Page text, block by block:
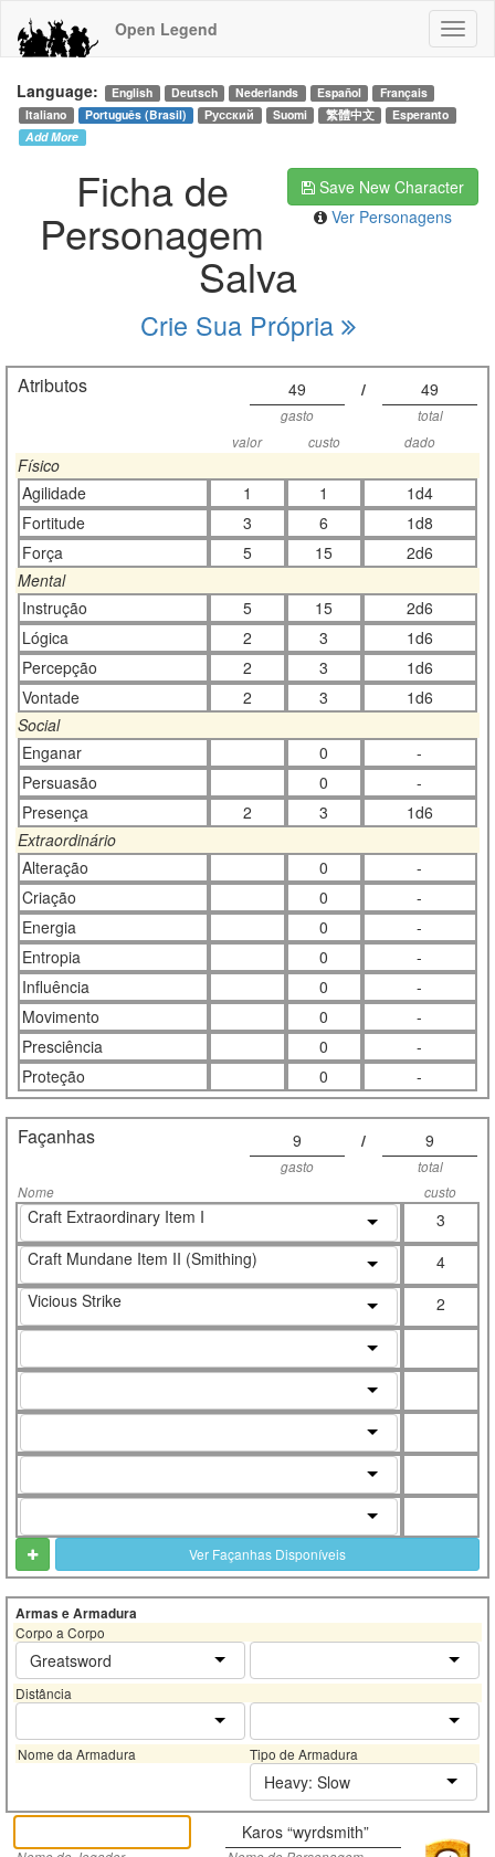
Open Legend
Language: English Deutsch Nederlands Español
Français
Italiano
Português (Brasil) Русский Suomi 繁體中文
Esperanto
Add More
Save New Character
Ver Personagens
Ficha de
Personagem
Salva
Crie Sua Própria
Atributos 49 / 49
gasto
total
valor
custo dado
Físico
Agilidade
1 1
1d4
Fortitude
3 6
1d8
Força
5 15
2d6
Mental
Instrução
5 15
2d6
Lógica
2 3
1d6
Percepção
2 3
1d6
Vontade
2 3
1d6
Social
Enganar
0
-
Persuasão
0
-
Presença
2 3
1d6
Extraordinário
Alteração
0
-
Criação
0
-
Energia
0
-
Entropia
0
-
Influência
0
-
Movimento
0
-
Presciência
0
-
Proteção
0 -
Façanhas 9 / 9
gasto
total
Nome
custo
Craft Extraordinary Item I
3
Craft Mundane Item II (Smithing)
4
Vicious Strike
2
Ver Façanhas Disponíveis
Armas e Armadura
Corpo a Corpo
Greatsword
Distância
Nome da Armadura Tipo de Armadura
Heavy: Slow
Karos “wyrdsmith”